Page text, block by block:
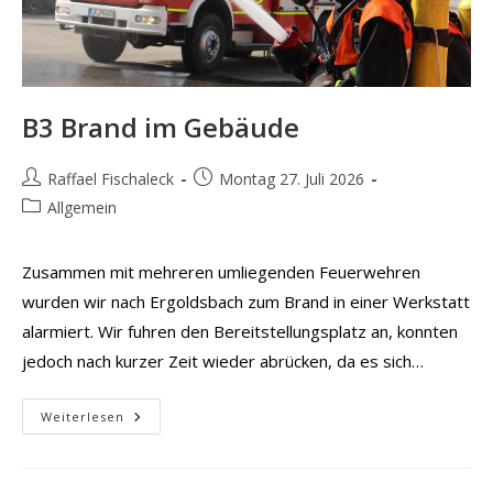
B3 Brand im Gebäude
Beitrags-
Autor:
Raffael Fischaleck
BeitragMontag 27. Juli 2026
Beitrags-
Allgemein
Zusammen mit mehreren umliegenden Feuerwehren
wurden wir nach Ergoldsbach zum Brand in einer Werkstatt
alarmiert. Wir fuhren den Bereitstellungsplatz an, konnten
jedoch nach kurzer Zeit wieder abrücken, da es sich…
Weiterlesen B3
Brand